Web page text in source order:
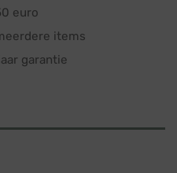
euro
items
garantie